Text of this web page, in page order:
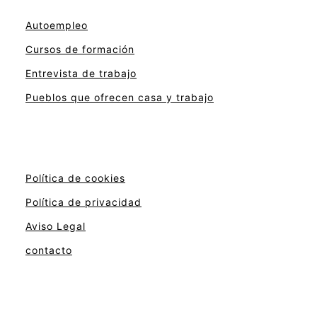
Autoempleo
Cursos de formación
Entrevista de trabajo
Pueblos que ofrecen casa y trabajo
Política de cookies
Política de privacidad
Aviso Legal
contacto